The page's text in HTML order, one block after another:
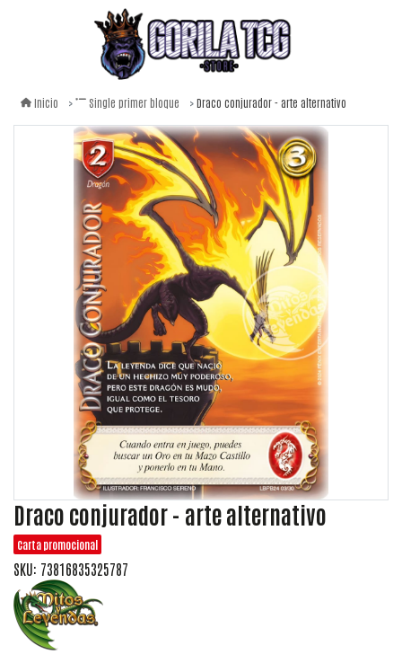
Inicio Single primer bloque Draco conjurador - arte alternativo
Draco conjurador - arte alternativo
Carta promocional
SKU: 73816835325787